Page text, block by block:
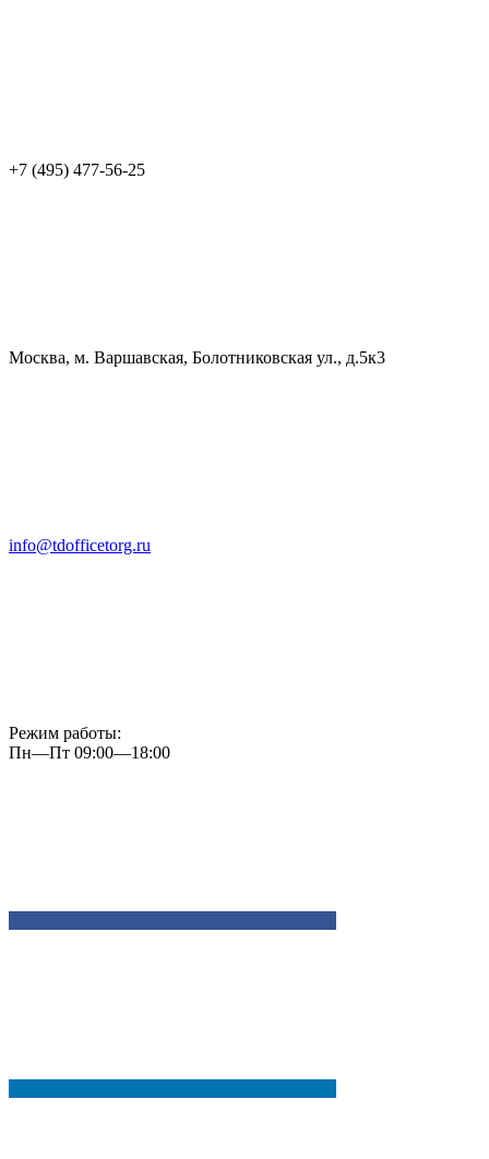
+7 (495) 477-56-25
Москва, м. Варшавская, Болотниковская ул., д.5к3
info@tdofficetorg.ru
Режим работы:
Пн—Пт 09:00—18:00